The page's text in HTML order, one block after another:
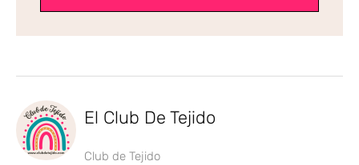
El Club De Tejido
Club de Tejido